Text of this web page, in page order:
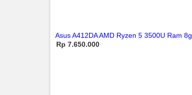
Asus A412DA AMD Ryzen 5 3500U Ram
Rp 7.650.000